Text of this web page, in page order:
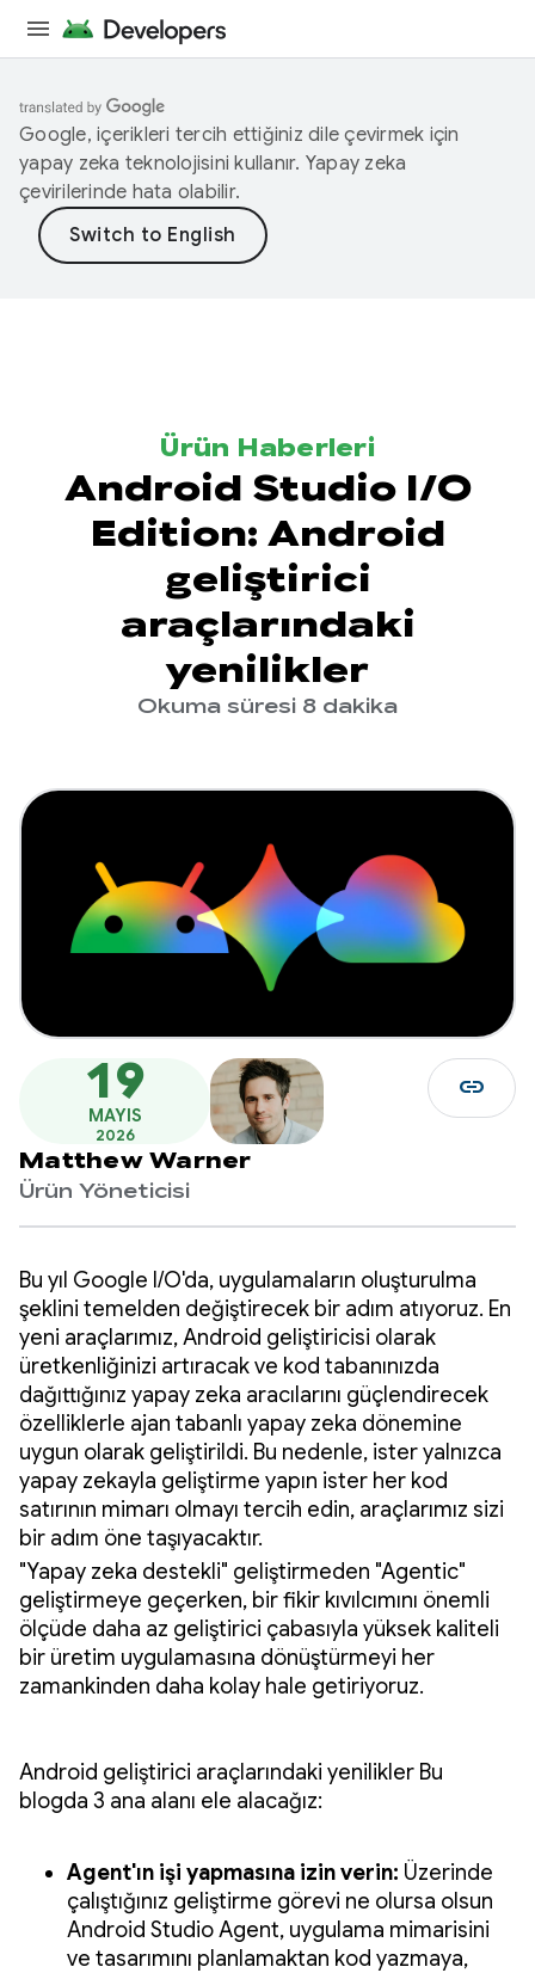
Google, içerikleri tercih ettiğiniz dile çevirmek için
yapay zeka teknolojisini kullanır. Yapay zeka
çevirilerinde hata olabilir.
Ürün Haberleri
Android Studio I/O
Edition: Android
geliştirici
araçlarındaki
yenilikler
Okuma süresi 8 dakika
19
MAYIS
2026
Matthew Warner
Ürün Yöneticisi
link
Bu yıl Google I/O'da, uygulamaların oluşturulma
şeklini temelden değiştirecek bir adım atıyoruz. En
yeni araçlarımız, Android geliştiricisi olarak
üretkenliğinizi artıracak ve kod tabanınızda
dağıttığınız yapay zeka aracılarını güçlendirecek
özelliklerle ajan tabanlı yapay zeka dönemine
uygun olarak geliştirildi. Bu nedenle, ister yalnızca
yapay zekayla geliştirme yapın ister her kod
satırının mimarı olmayı tercih edin, araçlarımız sizi
bir adım öne taşıyacaktır.
"Yapay zeka destekli" geliştirmeden "Agentic"
geliştirmeye geçerken, bir fikir kıvılcımını önemli
ölçüde daha az geliştirici çabasıyla yüksek kaliteli
bir üretim uygulamasına dönüştürmeyi her
zamankinden daha kolay hale getiriyoruz.
Android geliştirici araçlarındaki yenilikler Bu
blogda 3 ana alanı ele alacağız:
Agent'ın işi yapmasına izin verin: Üzerinde
çalıştığınız geliştirme görevi ne olursa olsun
Android Studio Agent, uygulama mimarisini
ve tasarımını planlamaktan kod yazmaya,